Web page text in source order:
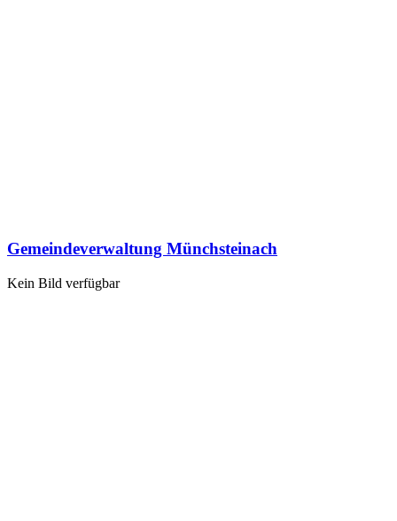
Gemeindeverwaltung Münchsteinach
Kein Bild verfügbar